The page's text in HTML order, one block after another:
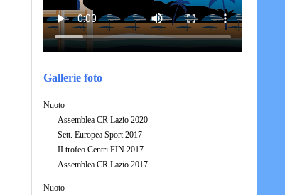
Gallerie foto
Nuoto
Assemblea CR Lazio 2020
Sett. Europea Sport 2017
II trofeo Centri FIN 2017
Assemblea CR Lazio 2017
Nuoto